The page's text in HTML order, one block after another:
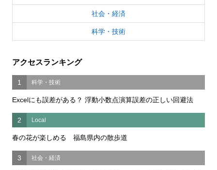
社会・経済
科学・技術
アクセスランキング
1 科学・技術
Excelにも誤差がある？ 浮動小数点演算誤差の正しい回避法
2 Local
春の花が楽しめる 福島県内の散歩道
3 社会・経済